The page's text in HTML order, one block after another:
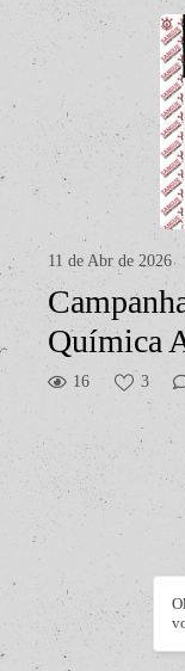
11 de Abr de 2026
Química
16 3